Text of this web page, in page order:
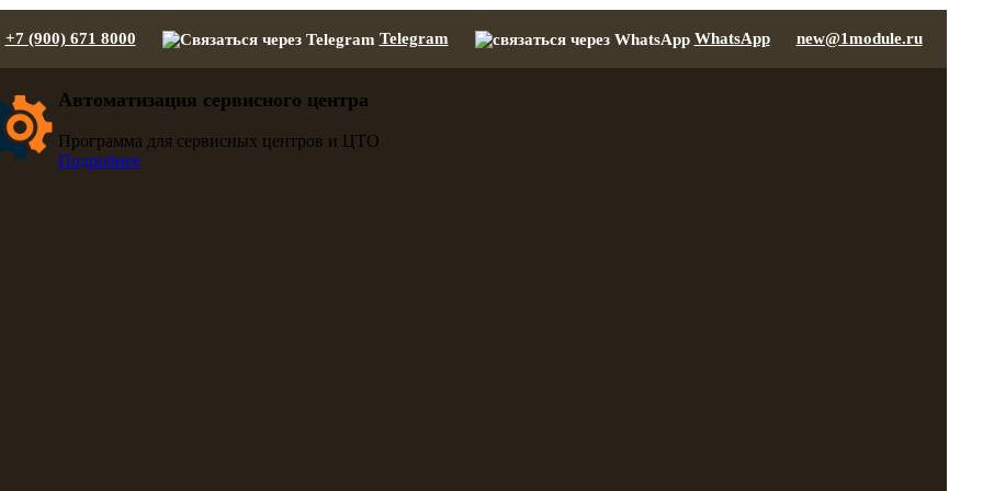
+7 (900) 671 8000 Telegram WhatsApp new@1module.ru
Автоматизация сервисного центра
Программа для сервисных центров и ЦТО
Подробнее